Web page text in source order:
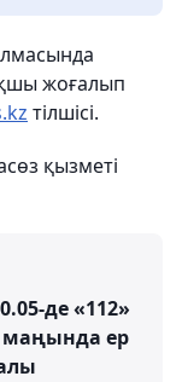
жоғалып
тілшісі.
қызметі
де «112»
маңында ер